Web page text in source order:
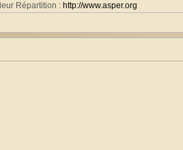
Répartition : http://www.asper.org